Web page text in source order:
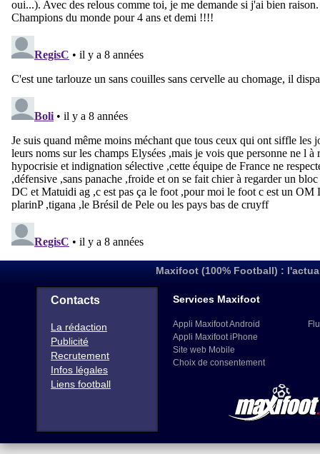
Maxifoot (100% Football) :
Contacts
La rédaction
Publicité
Recrutement
Infos légales
Liens football
Services Maxifoot
Appli Maxifoot Android
Appli Maxifoot iPhone
Site web Mobile
Choix de consentement